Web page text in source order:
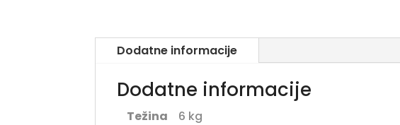
Dodatne informacije
Dodatne informacije
Težina
6 kg